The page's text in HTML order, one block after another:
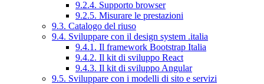
9.2.4. Supporto browser
9.2.5. Misurare le prestazioni
9.3. Catalogo del riuso
9.4. Sviluppare con il design system .italia
9.4.1. Il framework Bootstrap Italia
9.4.2. Il kit di sviluppo React
9.4.3. Il kit di sviluppo Angular
9.5. Sviluppare con i modelli di sito e servizi